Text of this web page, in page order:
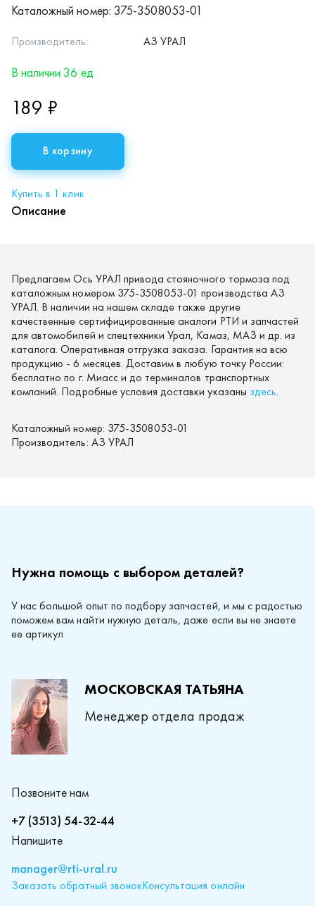
Каталожный номер: 375-3508053-01
Производитель: АЗ УРАЛ
В наличии 36 ед
189 ₽
В корзину
Купить в 1 клик
Описание
Предлагаем Ось УРАЛ привода стояночного тормоза под
каталожным номером 375-3508053-01 производства АЗ
УРАЛ. В наличии на нашем складе также другие
качественные сертифицированные аналоги РТИ и запчастей
для автомобилей и спецтехники Урал, Камаз, МАЗ и др. из
каталога. Оперативная отгрузка заказа. Гарантия на всю
продукцию - 6 месяцев. Доставим в любую точку России:
бесплатно по г. Миасс и до терминалов транспортных
компаний. Подробные условия доставки указаны здесь.
Каталожный номер: 375-3508053-01
Производитель: АЗ УРАЛ
Нужна помощь с выбором деталей?
У нас большой опыт по подбору запчастей, и мы с радостью
поможем вам найти нужную деталь, даже если вы не знаете
ее артикул
МОСКОВСКАЯ ТАТЬЯНА
Менеджер отдела продаж
Позвоните нам
+7 (3513) 54-32-44
Напишите
manager@rti-ural.ru
Заказать обратный звонокКонсультация онлайн